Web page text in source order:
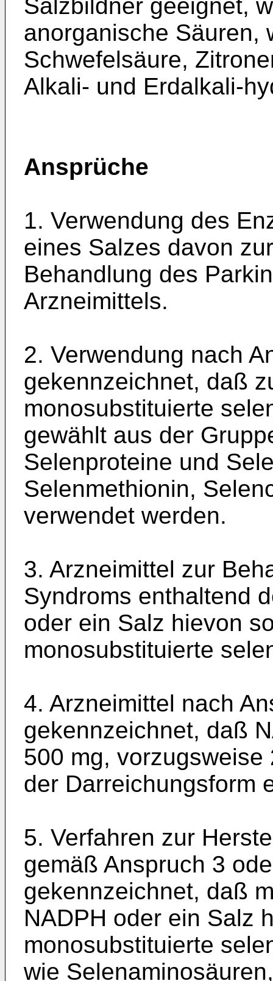
Salzbildner geeignet,
anorganische Säuren,
Schwefelsäure,
Alkali- und Erdalkali-­
Ansprüche
1. Verwendung des
eines Salzes davon
Behandlung des
Arzneimittels.
2. Verwendung nach
gekennzeichnet, daß
monosubstituierte
gewählt aus der
Selenproteine und
Selenmethionin,
verwendet werden.
3. Arzneimittel zur
Syndroms ent­haltend
oder ein Salz hievon
monosubstituierte
4. Arzneimittel nach
gekennzeichnet, daß
500 mg,
der Darreichungsform
5. Verfahren zur
gemäß Anspruch 3
gekennzeichnet, daß
NADPH oder ein Salz
monosubstituierte
wie